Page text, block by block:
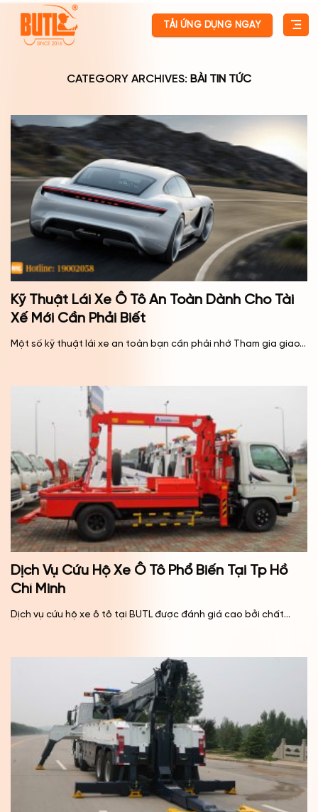
content
TẢI ỨNG DỤNG NGAY
CATEGORY ARCHIVES: BÀI TIN TỨC
Kỹ Thuật Lái Xe Ô Tô An Toàn Dành Cho Tài
Xế Mới Cần Phải Biết
Một số kỹ thuật lái xe an toàn bạn cần phải nhớ Tham gia giao...
Dịch Vụ Cứu Hộ Xe Ô Tô Phổ Biến Tại Tp Hồ
Chí Minh
Dịch vụ cứu hộ xe ô tô tại BUTL được đánh giá cao bởi chất...